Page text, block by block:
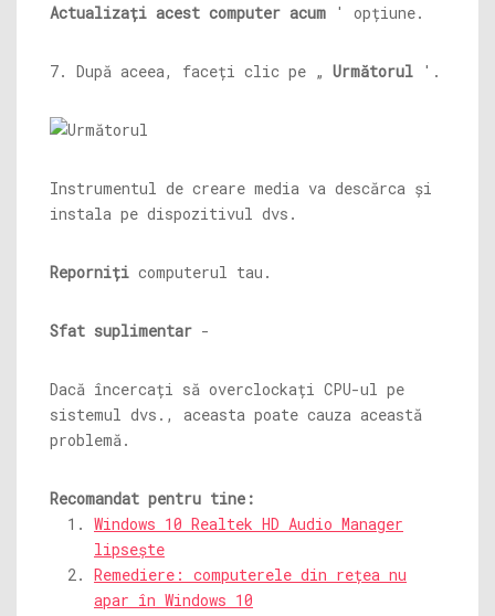
Actualizați acest computer acum ' opțiune.
7. După aceea, faceți clic pe „ Următorul '.
Instrumentul de creare media va descărca și
instala pe dispozitivul dvs.
Reporniți computerul tau.
Sfat suplimentar -
Dacă încercați să overclockați CPU-ul pe
sistemul dvs., aceasta poate cauza această
problemă.
Recomandat pentru tine:
Windows 10 Realtek HD Audio Manager
lipsește
Remediere: computerele din rețea nu
apar în Windows 10